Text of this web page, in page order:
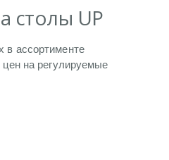
столы UP
ассортименте
на регулируемые